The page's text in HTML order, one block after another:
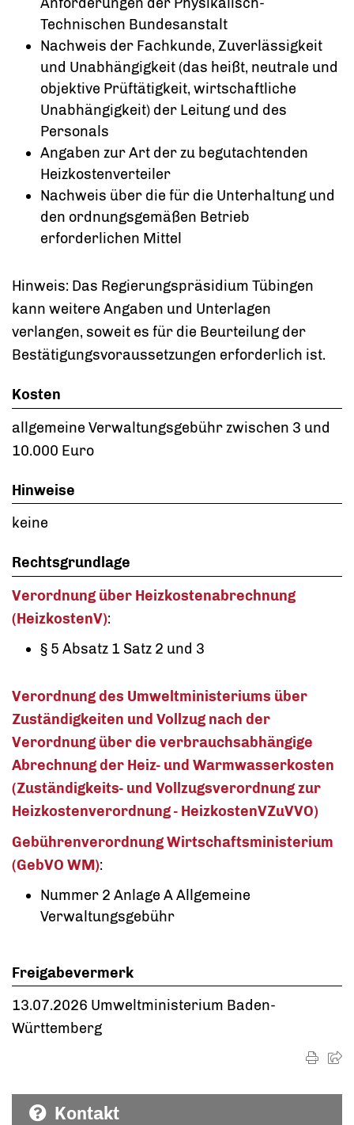
Technischen Bundesanstalt
Nachweis der Fachkunde, Zuverlässigkeit
und Unabhängigkeit (das heißt, neutrale und
objektive Prüftätigkeit, wirtschaftliche
Unabhängigkeit) der Leitung und des
Personals
Angaben zur Art der zu begutachtenden
Heizkostenverteiler
Nachweis über die für die Unterhaltung und
den ordnungsgemäßen Betrieb
erforderlichen Mittel
Hinweis: Das Regierungspräsidium Tübingen
kann weitere Angaben und Unterlagen
verlangen, soweit es für die Beurteilung der
Bestätigungsvoraussetzungen erforderlich ist.
Kosten
allgemeine Verwaltungsgebühr zwischen 3 und
10.000 Euro
Hinweise
keine
Rechtsgrundlage
Verordnung über Heizkostenabrechnung
(HeizkostenV):
§ 5 Absatz 1 Satz 2 und 3
Verordnung des Umweltministeriums über
Zuständigkeiten und Vollzug nach der
Verordnung über die verbrauchsabhängige
Abrechnung der Heiz- und Warmwasserkosten
(Zuständigkeits- und Vollzugsverordnung zur
Heizkostenverordnung - HeizkostenVZuVVO)
Gebührenverordnung Wirtschaftsministerium
(GebVO WM):
Nummer 2 Anlage A Allgemeine
Verwaltungsgebühr
Freigabevermerk
13.07.2026 Umweltministerium Baden-
Württemberg
Kontakt